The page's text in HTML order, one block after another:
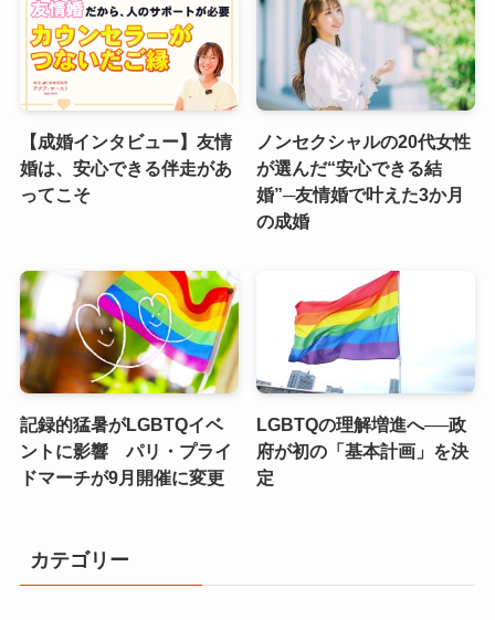
【成婚インタビュー】友情
婚は、安心できる伴走があ
ってこそ
ノンセクシャルの20代女性
が選んだ“安心できる結
婚”─友情婚で叶えた3か月
の成婚
記録的猛暑がLGBTQイベ
ントに影響 パリ・プライ
ドマーチが9月開催に変更
LGBTQの理解増進へ──政
府が初の「基本計画」を決
定
カテゴリー